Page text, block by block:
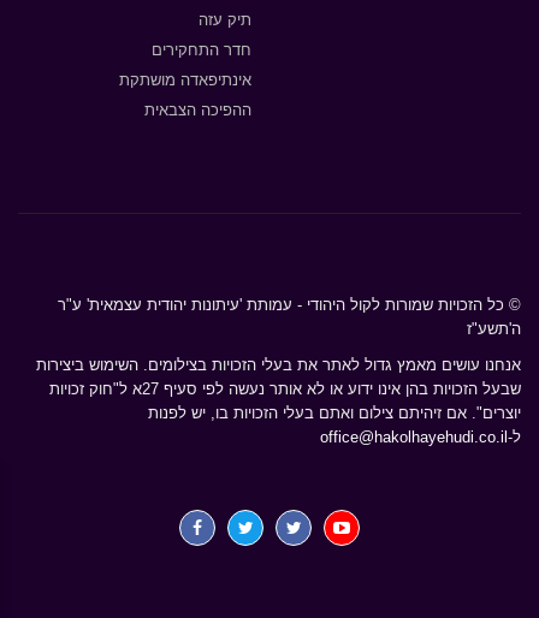
תיק עזה
חדר התחקירים
אינתיפאדה מושתקת
ההפיכה הצבאית
© כל הזכויות שמורות לקול היהודי - עמותת 'עיתונות יהודית עצמאית' ע"ר
ה'תשע"ז
אנחנו עושים מאמץ גדול לאתר את בעלי הזכויות בצילומים. השימוש ביצירות
שבעל הזכויות בהן אינו ידוע או לא אותר נעשה לפי סעיף 27א ל"חוק זכויות
יוצרים". אם זיהיתם צילום ואתם בעלי הזכויות בו, יש לפנות
ל- office@hakolhayehudi.co.il